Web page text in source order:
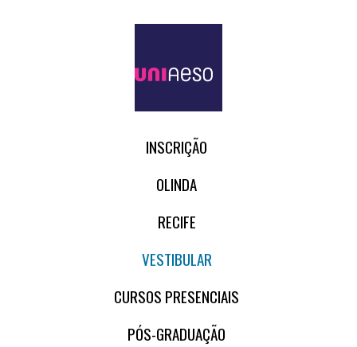
INSCRIÇÃO
OLINDA
RECIFE
VESTIBULAR
CURSOS PRESENCIAIS
PÓS-GRADUAÇÃO